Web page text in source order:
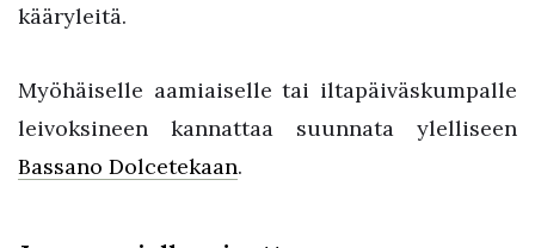
kääryleitä.
Myöhäiselle aamiaiselle tai iltapäiväskumpalle
leivoksineen kannattaa suunnata ylelliseen
Bassano Dolcetekaan.